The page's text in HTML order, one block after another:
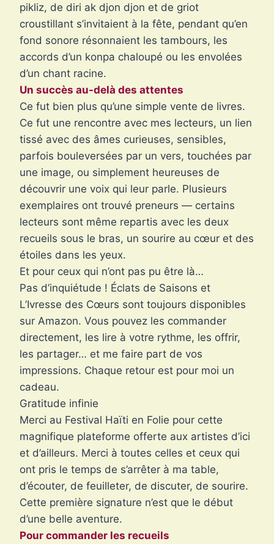
pikliz, de diri ak djon djon et de griot
croustillant s’invitaient à la fête, pendant qu’en
fond sonore résonnaient les tambours, les
accords d’un konpa chaloupé ou les envolées
d’un chant racine.
Un succès au-delà des attentes
Ce fut bien plus qu’une simple vente de livres.
Ce fut une rencontre avec mes lecteurs, un lien
tissé avec des âmes curieuses, sensibles,
parfois bouleversées par un vers, touchées par
une image, ou simplement heureuses de
découvrir une voix qui leur parle. Plusieurs
exemplaires ont trouvé preneurs — certains
lecteurs sont même repartis avec les deux
recueils sous le bras, un sourire au cœur et des
étoiles dans les yeux.
Et pour ceux qui n’ont pas pu être là…
Pas d’inquiétude ! Éclats de Saisons et
L’Ivresse des Cœurs sont toujours disponibles
sur Amazon. Vous pouvez les commander
directement, les lire à votre rythme, les offrir,
les partager… et me faire part de vos
impressions. Chaque retour est pour moi un
cadeau.
Gratitude infinie
Merci au Festival Haïti en Folie pour cette
magnifique plateforme offerte aux artistes d’ici
et d’ailleurs. Merci à toutes celles et ceux qui
ont pris le temps de s’arrêter à ma table,
d’écouter, de feuilleter, de discuter, de sourire.
Cette première signature n’est que le début
d’une belle aventure.
Pour commander les recueils